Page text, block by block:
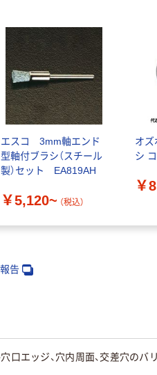
エスコ 3mm軸エンド
型軸付ブラシ（スチール
製）セット EA819AH
￥5,120~ （税込）
オズ
シ
￥
告
口エッジ、穴内周面、交差穴のバ